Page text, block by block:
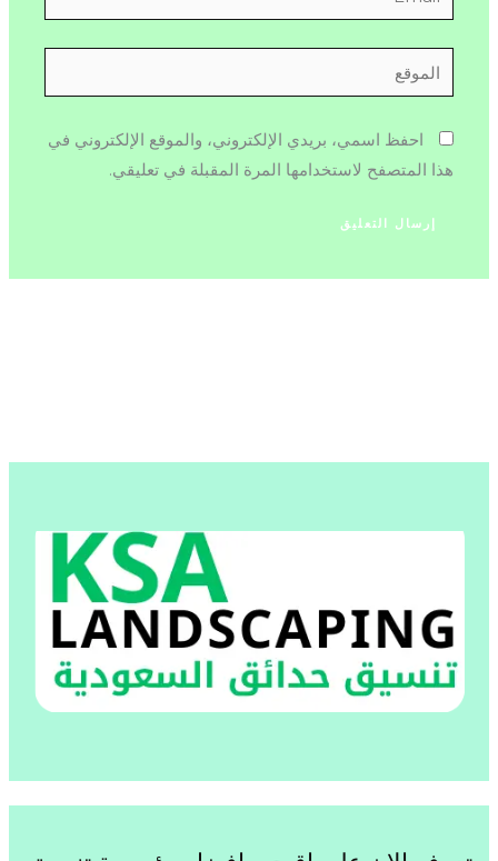
الموقع
احفظ اسمي، بريدي الإلكتروني، والموقع الإلكتروني في
هذا المتصفح لاستخدامها المرة المقبلة في تعليقي.